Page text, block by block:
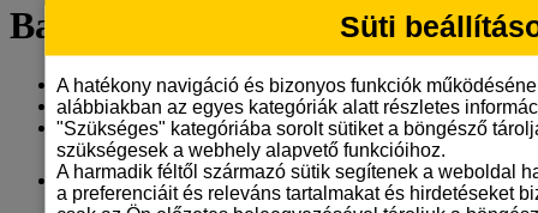
Barna mudi bögre
Gyártó:Tangerine Design
Model: barna-mudi-bogre-6
Elérhetőség: 9
3.290 Ft
Süti
A hatékony navigáció és bizonyos funkciók
alábbiakban az egyes kategóriák alatt részletes
"Szükséges" kategóriába sorolt sütiket a böngésző
szükségesek a webhely alapvető funkcióihoz.
A harmadik féltől származó sütik segítenek a weboldal
a preferenciáit és releváns tartalmakat és hirdetéseket